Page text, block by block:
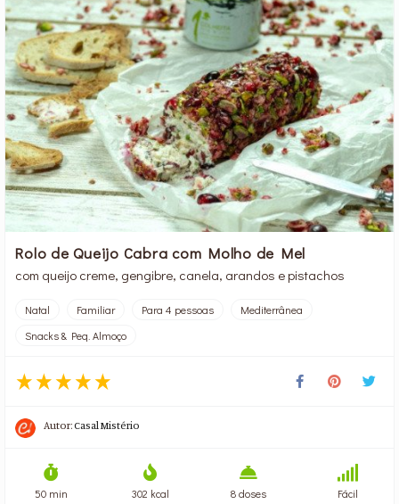
Rolo de Queijo Cabra com Molho de Mel
com queijo creme, gengibre, canela, arandos e pistachos
Natal Familiar Para 4 pessoas
Mediterrânea
Snacks & Peq. Almoço
Autor:Casal Mistério
50 min 302 kcal 8 doses Fácil